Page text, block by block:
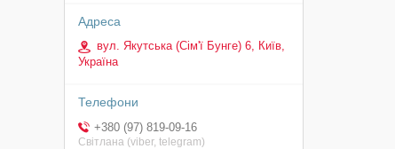
вул. Якутська (Сім'ї Бунге) 6, Київ,
Україна
+380 (97) 819-09-16
Світлана (viber, telegram)